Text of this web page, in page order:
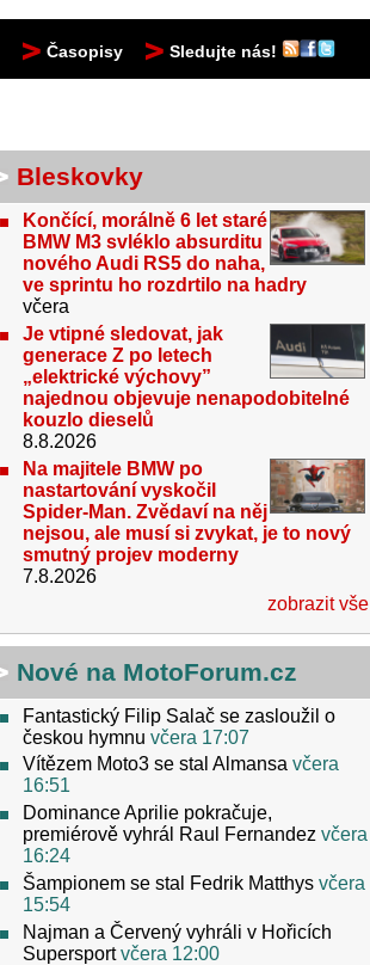
Časopisy Sledujte nás!
Bleskovky
Končící, morálně 6 let staré
BMW M3 svléklo absurditu
nového Audi RS5 do naha,
ve sprintu ho rozdrtilo na hadry
včera
Je vtipné sledovat, jak
generace Z po letech
„elektrické výchovy”
najednou objevuje nenapodobitelné
kouzlo dieselů
8.8.2026
Na majitele BMW po
nastartování vyskočil
Spider-Man. Zvědaví na něj
nejsou, ale musí si zvykat, je to nový
smutný projev moderny
7.8.2026
zobrazit vše
Nové na MotoForum.cz
Fantastický Filip Salač se zasloužil o
českou hymnu včera 17:07
Vítězem Moto3 se stal Almansa včera
16:51
Dominance Aprilie pokračuje,
premiérově vyhrál Raul Fernandez včera
16:24
Šampionem se stal Fedrik Matthys včera
15:54
Najman a Červený vyhráli v Hořicích
Supersportvčera 12:00